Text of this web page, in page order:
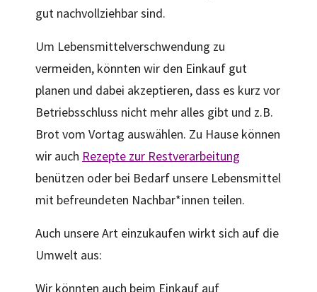
gut nachvollziehbar sind.
Um Lebensmittelverschwendung zu
vermeiden, könnten wir den Einkauf gut
planen und dabei akzeptieren, dass es kurz vor
Betriebsschluss nicht mehr alles gibt und z.B.
Brot vom Vortag auswählen. Zu Hause können
wir auch Rezepte zur Restverarbeitung
benützen oder bei Bedarf unsere Lebensmittel
mit befreundeten Nachbar*innen teilen.
Auch unsere Art einzukaufen wirkt sich auf die
Umwelt aus:
Wir könnten auch beim Einkauf auf